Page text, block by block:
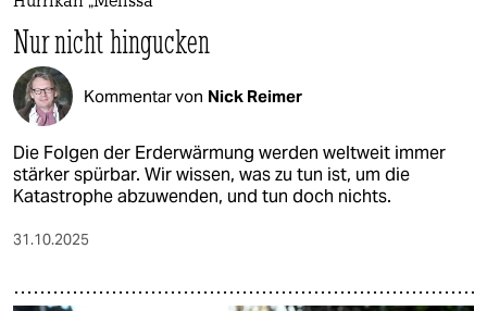
Nur nicht hingucken
Kommentar von Nick Reimer
Die Folgen der Erderwärmung werden weltweit immer
stärker spürbar. Wir wissen, was zu tun ist, um die
Katastrophe abzuwenden, und tun doch nichts.
31.10.2025